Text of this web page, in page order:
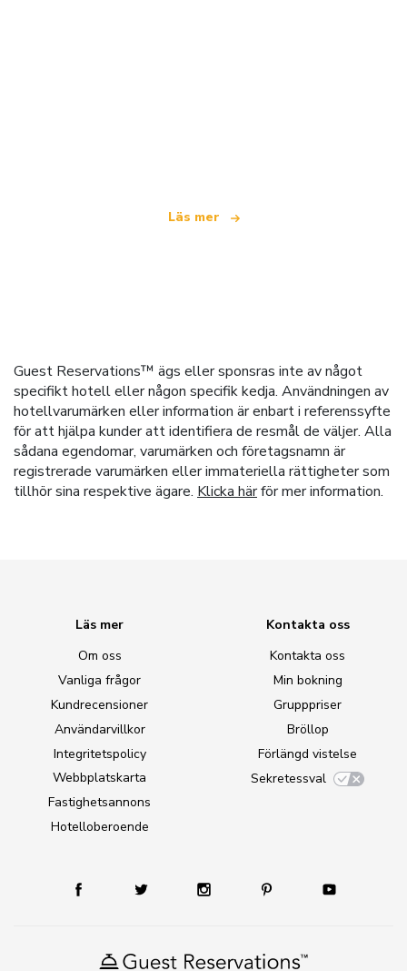
Läs mer
Guest Reservations™ ägs eller sponsras inte av något
specifikt hotell eller någon specifik kedja. Användningen av
hotellvarumärken eller information är enbart i referenssyfte
för att hjälpa kunder att identifiera de resmål de väljer. Alla
sådana egendomar, varumärken och företagsnamn är
registrerade varumärken eller immateriella rättigheter som
tillhör sina respektive ägare. Klicka härför mer information.
Läs mer
Om oss
Vanliga frågor
Kundrecensioner
Användarvillkor
Integritetspolicy
Webbplatskarta
Fastighetsannons
Hotelloberoende
Kontakta oss
Kontakta oss
Min bokning
Grupppriser
Bröllop
Förlängd vistelse
Sekretessval